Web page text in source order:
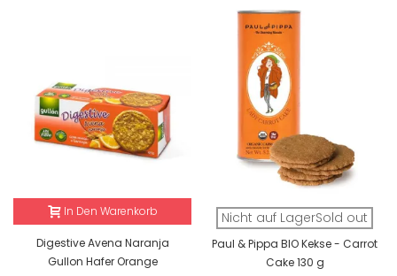
In Den Warenkorb
Digestive Avena Naranja
Gullon Hafer Orange
Nicht auf LagerSold out
Paul & Pippa BIO Kekse - Carrot
Cake 130 g